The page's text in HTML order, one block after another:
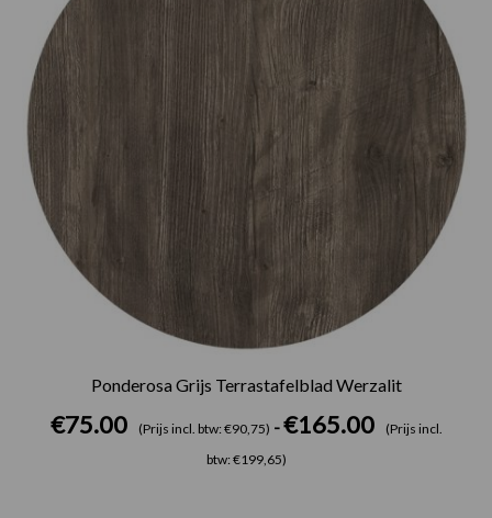
Ponderosa Grijs Terrastafelblad Werzalit
€75.00 (Prijs incl. btw: €90,75) - €165.00
(Prijs incl.
btw: €199,65)